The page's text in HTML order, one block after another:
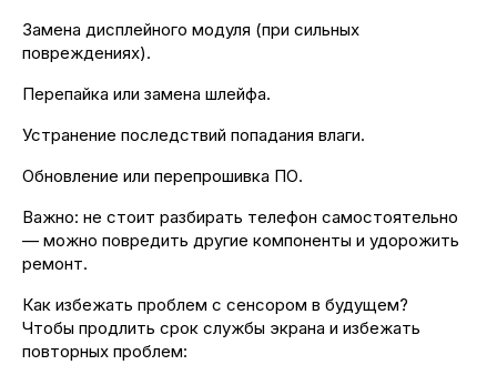
Замена дисплейного модуля (при сильных
повреждениях).
Перепайка или замена шлейфа.
Устранение последствий попадания влаги.
Обновление или перепрошивка ПО.
Важно: не стоит разбирать телефон самостоятельно
— можно повредить другие компоненты и удорожить
ремонт.
Как избежать проблем с сенсором в будущем?
Чтобы продлить срок службы экрана и избежать
повторных проблем: